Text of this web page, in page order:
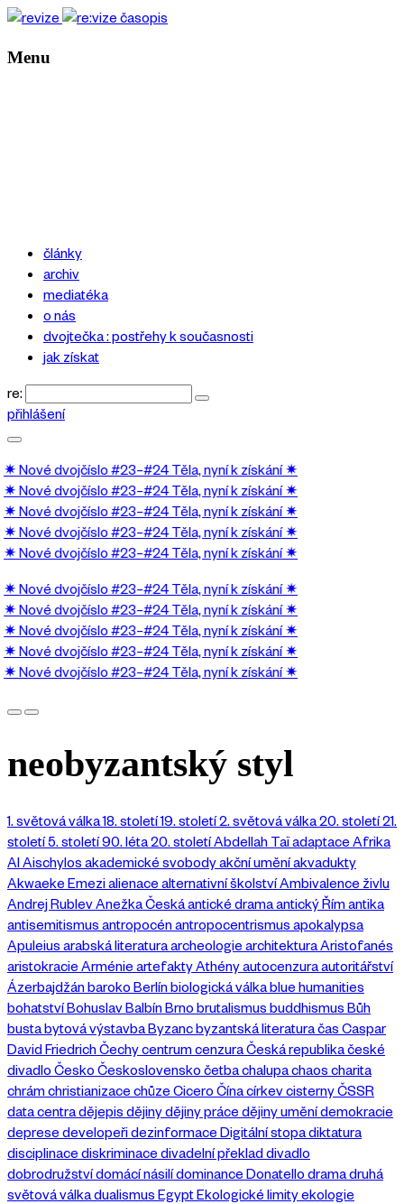
Menu
články
archiv
mediatéka
o nás
dvojtečka : postřehy k současnosti
jak získat
re:
přihlášení
✷ Nové dvojčíslo #23–#24 Těla, nyní k získání✷
✷ Nové dvojčíslo #23–#24 Těla, nyní k získání✷
✷ Nové dvojčíslo #23–#24 Těla, nyní k získání✷
✷ Nové dvojčíslo #23–#24 Těla, nyní k získání✷
✷ Nové dvojčíslo #23–#24 Těla, nyní k získání✷
✷ Nové dvojčíslo #23–#24 Těla, nyní k získání✷
✷ Nové dvojčíslo #23–#24 Těla, nyní k získání✷
✷ Nové dvojčíslo #23–#24 Těla, nyní k získání✷
✷ Nové dvojčíslo #23–#24 Těla, nyní k získání✷
✷ Nové dvojčíslo #23–#24 Těla, nyní k získání✷
neobyzantský styl
1. světová válka18. století19. století2. světová válka20. století21.
století5. století90. léta 20. stoletíAbdellah Taïadaptace Afrika
AIAischylos akademické svobodyakční uměníakvadukty
Akwaeke Emezialienace alternativní školstvíAmbivalence živlu
Andrej RublevAnežka Českáantické dramaantický Římantika
antisemitismus antropocénantropocentrismus apokalypsa
Apuleius arabská literaturaarcheologie architekturaAristofanés
aristokracie Arménie artefaktyAthényautocenzuraautoritářství
Ázerbajdžánbaroko Berlínbiologická válkablue humanities
bohatstvíBohuslav BalbínBrno brutalismus buddhismus Bůh
bustabytová výstavbaByzancbyzantská literaturačas Caspar
David FriedrichČechycentrumcenzuraČeská republikačeské
divadlo Česko Československo četbachalupachaos charita
chrámchristianizace chůze Cicero ČínacírkevcisternyČSSR
data centradějepis dějinydějiny práce dějiny uměnídemokracie
deprese developeřidezinformace Digitální stopadiktatura
disciplinace diskriminace divadelní překladdivadlo
dobrodružstvídomácí násilídominance Donatello dramadruhá
světová válkadualismus EgyptEkologické limityekologie